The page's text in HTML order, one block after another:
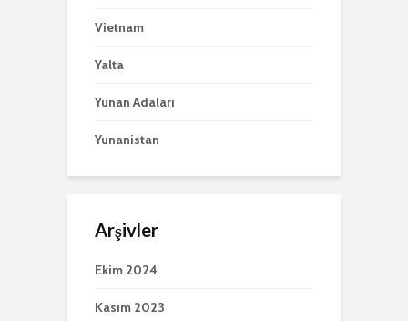
Vietnam
Yalta
Yunan Adaları
Yunanistan
Arşivler
Ekim 2024
Kasım 2023